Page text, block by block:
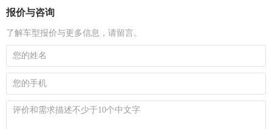
报价与咨询
了解车型报价与更多信息，请留言。